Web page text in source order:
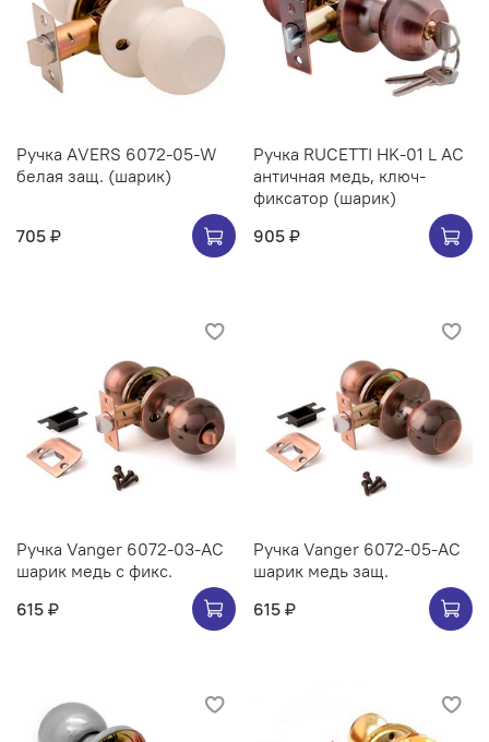
Ручка АVERS 6072-05-W
белая защ. (шарик)
705 ₽
Ручка RUCETTI HK-01 L AC
античная медь, ключ-
фиксатор (шарик)
905 ₽
Ручка Vanger 6072-03-AC
шарик медь с фикс.
615 ₽
Ручка Vanger 6072-05-AC
шарик медь защ.
615 ₽